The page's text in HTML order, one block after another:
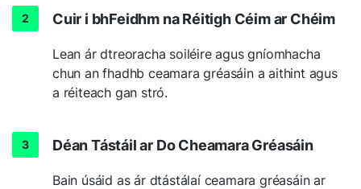
Cuir i bhFeidhm na Réitigh Céim ar Chéim
Lean ár dtreoracha soiléire agus gníomhacha
chun an fhadhb ceamara gréasáin a aithint agus
a réiteach gan stró.
Déan Tástáil ar Do Cheamara Gréasáin
Bain úsáid as ár dtástálaí ceamara gréasáin ar